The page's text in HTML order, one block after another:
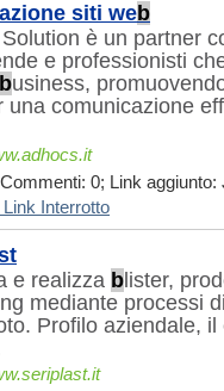
siti web
è un partner
e professionisti
business,
una comunicazione
0; Link aggiunto:
Link Interrotto
e realizza b lister,
mediante processi
Profilo aziendale,